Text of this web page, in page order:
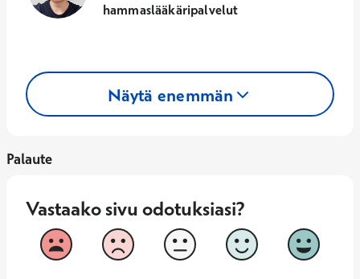
hammaslääkäripalvelut
Näytä enemmän
Palaute
Vastaako sivu odotuksiasi?
Vastaako sivu odotuksiasi?
1
Vastaa huonosti
2 3 4
5
Vastaa